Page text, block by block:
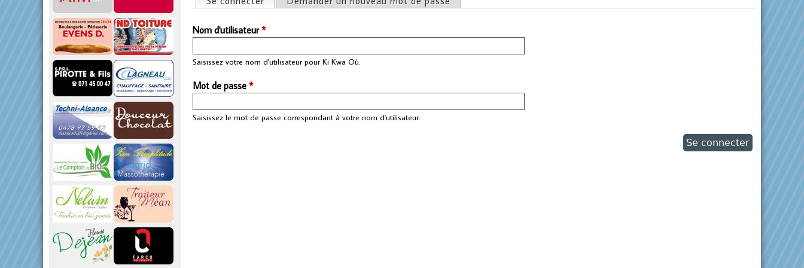
Onglets principaux
Nom d'utilisateur*
Saisissez votre nom d'utilisateur pour Ki Kwa Où.
Mot de passe *
Saisissez le mot de passe correspondant à votre nom d'utilisateur.
p
r
n
c
p